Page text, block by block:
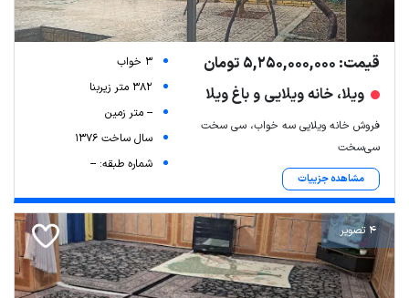
قیمت: 5,250,000,000 تومان
ویلا، خانه ویلایی و باغ ویلا
فروش خانه ویلایی سه خواب، سی سخت
سی‌سخت
مشاهده جزییات
3 خواب
382 متر زیربنا
-- متر زمین
سال ساخت 1376
شماره طبقه: --
4 تصویر